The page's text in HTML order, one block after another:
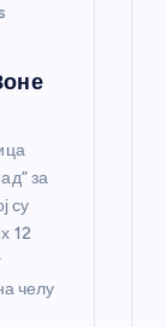
за
су
12
челу